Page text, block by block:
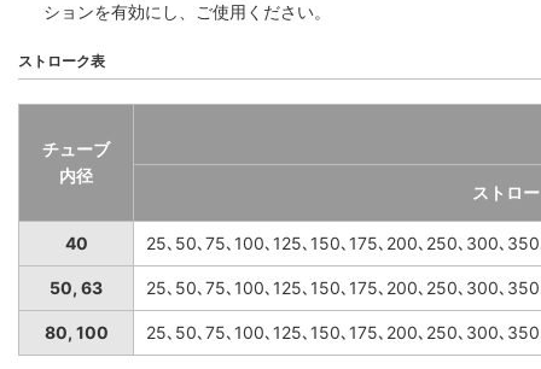
ションを有効にし、ご使用ください。
ストローク表
チューブ
内径
ストロ
40 25､50､75､100､125､150､175､200､250､300､
50, 63 25､50､75､100､125､150､175､200､250､300､
80, 100 25､50､75､100､125､150､175､200､250､300､